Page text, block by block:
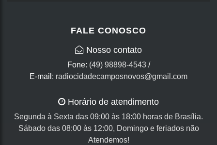
FALE CONOSCO
Nosso contato
Fone: (49) 98898-4543/
E-mail: radiocidadecamposnovos@gmail.com
Horário de atendimento
Segunda à Sexta das 09:00 às 18:00 horas de Brasília.
Sábado das 08:00 às 12:00, Domingo e feriados não
Atendemos!